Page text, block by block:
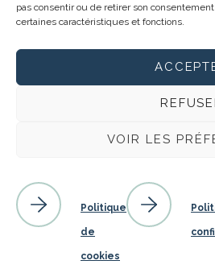
pas consentir ou de retirer son
certaines caractéristiques et fonctions.
VOIR LES
Politique
de
cookies
© 2022 Mouvement Albatros. Tous
par
Atypic.